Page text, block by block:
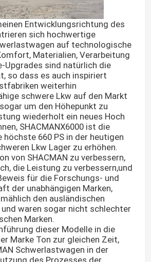
Entwicklungsrichtung des
sich hochwertige
auf technologische
Materialien, Verarbeitung
Upgrades sind natürlich die
so dass es auch inspiriert
weiterhin
schwere Lkw auf den Markt
um den Höhepunkt zu
wiederholt ein neues Hoch
SHACMANX6000 ist die
660 PS in der heutigen
Lkw Lager zu erhöhen.
von SHACMAN zu verbessern,
die Leistung zu verbessern,und
für die Forschungs- und
der unabhängigen Marken,
den ausländischen
und waren sogar nicht schlechter
Marken.
dieser Modelle in die
Marke Ton zur gleichen Zeit,
Schwerlastwagen in der